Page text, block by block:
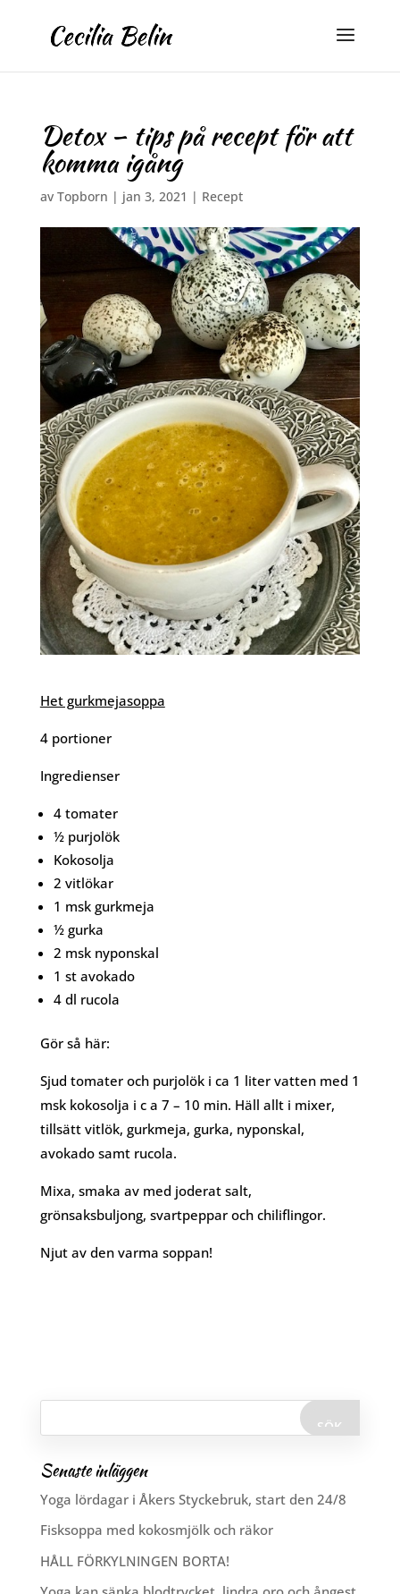
Detox – tips på recept för att
komma igång
av Topborn | jan 3, 2021 | Recept
Het gurkmejasoppa
4 portioner
Ingredienser
4 tomater
½ purjolök
Kokosolja
2 vitlökar
1 msk gurkmeja
½ gurka
2 msk nyponskal
1 st avokado
4 dl rucola
Gör så här:
Sjud tomater och purjolök i ca 1 liter vatten med 1
msk kokosolja i c a 7 – 10 min. Häll allt i mixer,
tillsätt vitlök, gurkmeja, gurka, nyponskal,
avokado samt rucola.
Mixa, smaka av med joderat salt,
grönsaksbuljong, svartpeppar och chiliflingor.
Njut av den varma soppan!
Senaste inläggen
Yoga lördagar i Åkers Styckebruk, start den 24/8
Fisksoppa med kokosmjölk och räkor
HÅLL FÖRKYLNINGEN BORTA!